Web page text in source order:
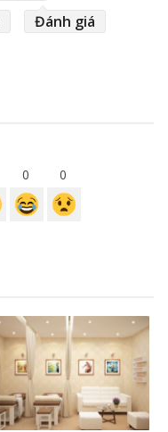
Đánh giá
0 0